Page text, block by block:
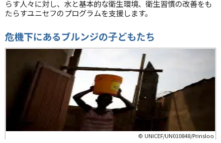
らす人々に対し、水と基本的な衛生環境、衛生習慣の改善をも
たらすユニセフのプログラムを支援します。
危機下にあるブルンジの子どもたち
© UNICEF/UN010848/Prinsloo